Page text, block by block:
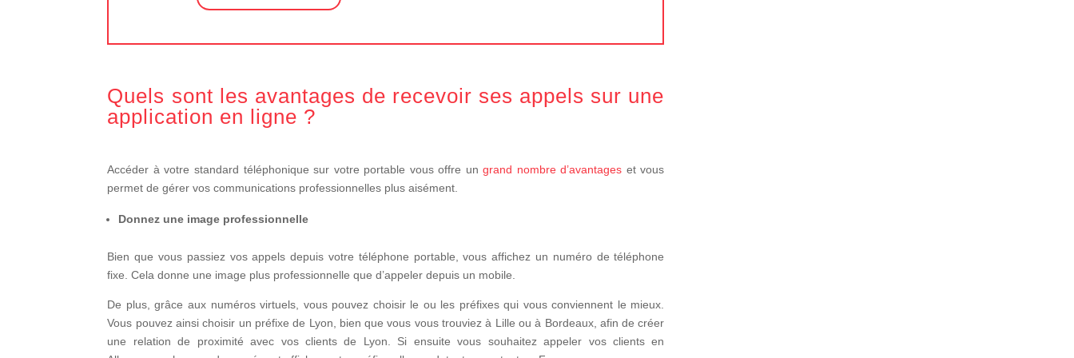
Quels sont les avantages de recevoir ses appels sur une
application en ligne ?
Accéder à votre standard téléphonique sur votre portable vous offre ungrand nombre d’avantages et vous
permet de gérer vos communications professionnelles plus aisément.
Donnez une image professionnelle
Bien que vous passiez vos appels depuis votre téléphone portable, vous affichez un numéro de téléphone
fixe. Cela donne une image plus professionnelle que d’appeler depuis un mobile.
De plus, grâce aux numéros virtuels, vous pouvez choisir le ou les préfixes qui vous conviennent le mieux.
Vous pouvez ainsi choisir un préfixe de Lyon, bien que vous vous trouviez à Lille ou à Bordeaux, afin de créer
une relation de proximité avec vos clients de Lyon. Si ensuite vous souhaitez appeler vos clients en